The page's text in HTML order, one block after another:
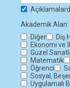
Akademik Alan:
Diğer
Diş
Ekonomi ve
Güzel
Matematik
Öğrenci
Sosyal,
Uygulamalı